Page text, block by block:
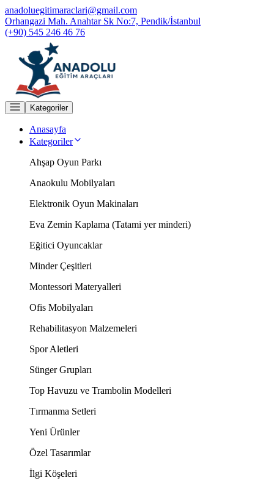
anadoluegitimaraclari@gmail.com
Orhangazi Mah. Anahtar Sk No:7, Pendik/İstanbul
(+90) 545 246 46 76
Kategoriler
Anasayfa
Kategoriler
Ahşap Oyun Parkı
Anaokulu Mobilyaları
Elektronik Oyun Makinaları
Eva Zemin Kaplama (Tatami yer minderi)
Eğitici Oyuncaklar
Minder Çeşitleri
Montessori Materyalleri
Ofis Mobilyaları
Rehabilitasyon Malzemeleri
Spor Aletleri
Sünger Grupları
Top Havuzu ve Trambolin Modelleri
Tırmanma Setleri
Yeni Ürünler
Özel Tasarımlar
İlgi Köşeleri